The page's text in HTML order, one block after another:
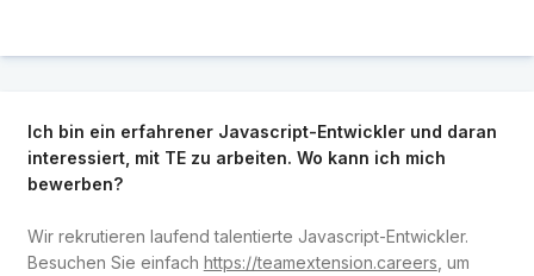
Ich bin ein erfahrener Javascript-Entwickler und daran
interessiert, mit TE zu arbeiten. Wo kann ich mich
bewerben?
Wir rekrutieren laufend talentierte Javascript-Entwickler.
Besuchen Sie einfach https://teamextension.careers , um